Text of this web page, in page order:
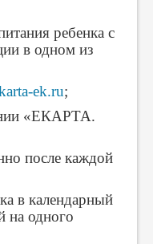
ребенка с
в одном из
ek.ru;
«ЕКАРТА.
после каждой
в календарный
на одного